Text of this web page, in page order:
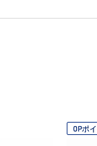
OPポ